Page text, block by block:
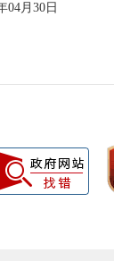
04月30日